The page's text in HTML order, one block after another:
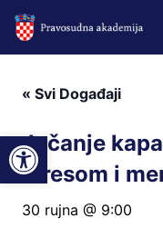
« Svi Događaji
Jačanje
stresom i
30 rujna @ 9:00
Open toolbar